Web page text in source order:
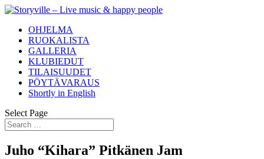
OHJELMA
RUOKALISTA
GALLERIA
KLUBIEDUT
TILAISUUDET
PÖYTÄVARAUS
Shortly in English
Select Page
Juho “Kihara” Pitkänen Jam